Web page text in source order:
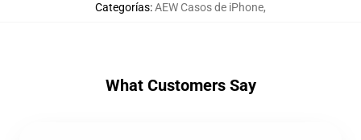
Categorías:AEW Casos de iPhone,
What Customers Say